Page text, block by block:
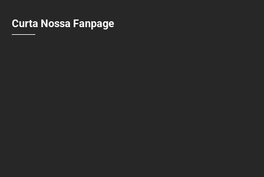
Curta Nossa Fanpage